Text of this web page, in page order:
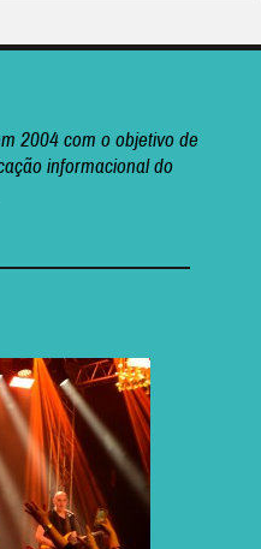
2004 com o objetivo de
informacional do